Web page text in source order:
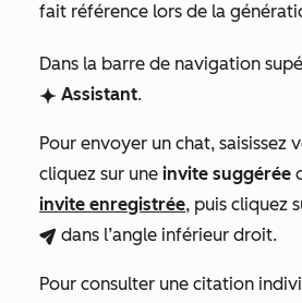
fait référence lors de la
Dans la barre de navigation
breezeSingleStarIcon Assistant.
Pour envoyer un chat, saisissez
cliquez sur une invite suggérée
invite enregistrée, puis cliquez
breezeSendIcon dans l’angle inférieur droit.
Pour consulter une citation